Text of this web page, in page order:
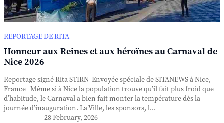
REPORTAGE DE RITA
Honneur aux Reines et aux héroïnes au Carnaval de
Nice 2026
Reportage signé Rita STIRN Envoyée spéciale de SITANEWS à Nice,
France Même si à Nice la population trouve qu’il fait plus froid que
d’habitude, le Carnaval a bien fait monter la température dès la
journée d’inauguration. La Ville, les sponsors, l...
28 February, 2026